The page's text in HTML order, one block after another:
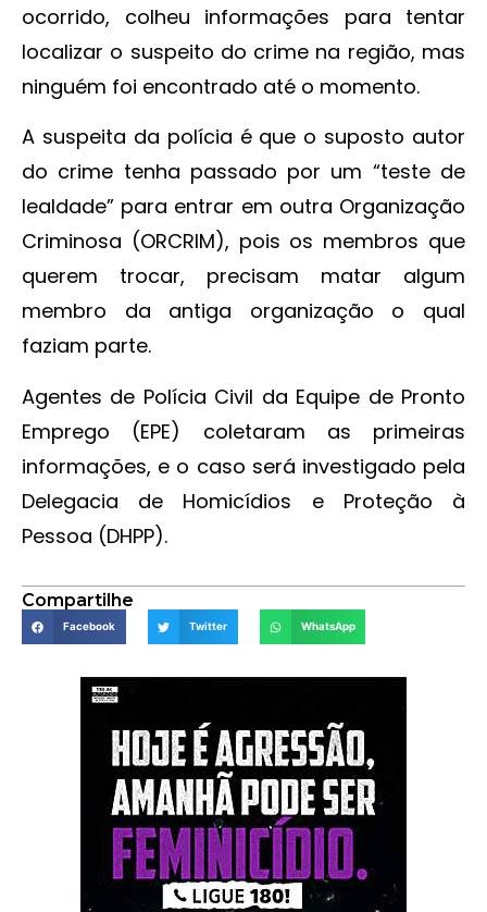
ocorrido, colheu informações para tentar
localizar o suspeito do crime na região, mas
ninguém foi encontrado até o momento.
A suspeita da polícia é que o suposto autor
do crime tenha passado por um “teste de
lealdade” para entrar em outra Organização
Criminosa (ORCRIM), pois os membros que
querem trocar, precisam matar algum
membro da antiga organização o qual
faziam parte.
Agentes de Polícia Civil da Equipe de Pronto
Emprego (EPE) coletaram as primeiras
informações, e o caso será investigado pela
Delegacia de Homicídios e Proteção à
Pessoa (DHPP).
Compartilhe
Facebook Twitter WhatsApp